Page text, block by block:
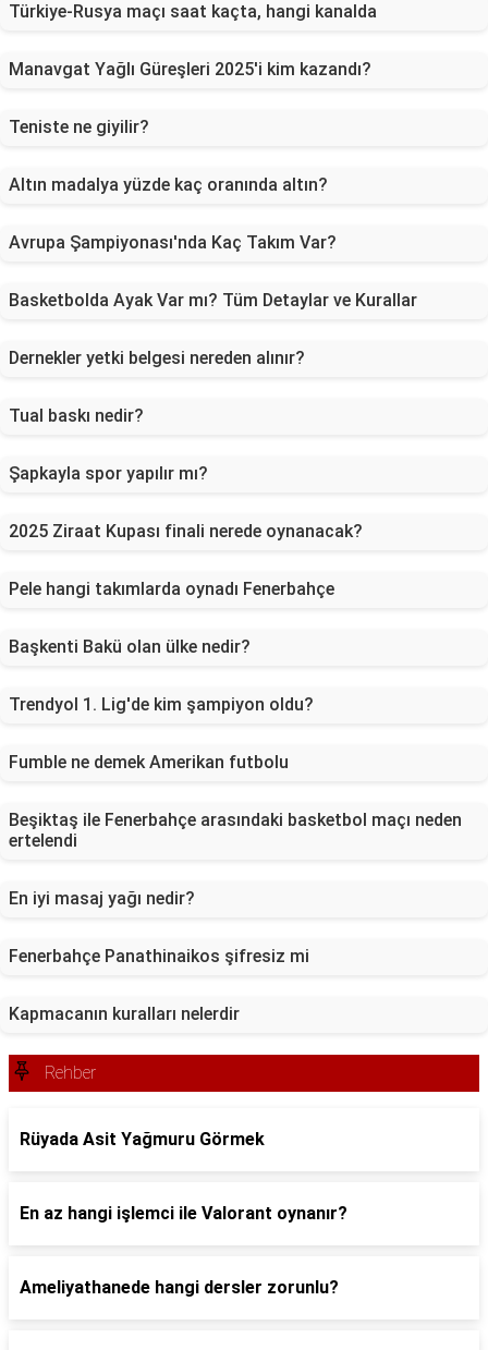
Türkiye-Rusya maçı saat kaçta, hangi kanalda
Manavgat Yağlı Güreşleri 2025'i kim kazandı?
Teniste ne giyilir?
Altın madalya yüzde kaç oranında altın?
Avrupa Şampiyonası'nda Kaç Takım Var?
Basketbolda Ayak Var mı? Tüm Detaylar ve Kurallar
Dernekler yetki belgesi nereden alınır?
Tual baskı nedir?
Şapkayla spor yapılır mı?
2025 Ziraat Kupası finali nerede oynanacak?
Pele hangi takımlarda oynadı Fenerbahçe
Başkenti Bakü olan ülke nedir?
Trendyol 1. Lig'de kim şampiyon oldu?
Fumble ne demek Amerikan futbolu
Beşiktaş ile Fenerbahçe arasındaki basketbol maçı neden
ertelendi
En iyi masaj yağı nedir?
Fenerbahçe Panathinaikos şifresiz mi
Kapmacanın kuralları nelerdir
Rehber
Rüyada Asit Yağmuru Görmek
En az hangi işlemci ile Valorant oynanır?
Ameliyathanede hangi dersler zorunlu?